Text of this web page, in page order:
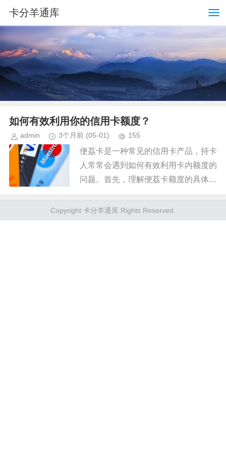
卡分羊通库
如何有效利用你的信用卡额度？
admin 3个月前 (05-01) 155
便荔卡是一种常见的信用卡产品，持卡
人常常会遇到如何有效利用卡内额度的
问题。首先，理解便荔卡额度的具体含
在一定期限内可使用的信用限额。要借
出这部分额度，持卡人需首先了解...
Copyright 卡分羊通库 Rights Reserved.